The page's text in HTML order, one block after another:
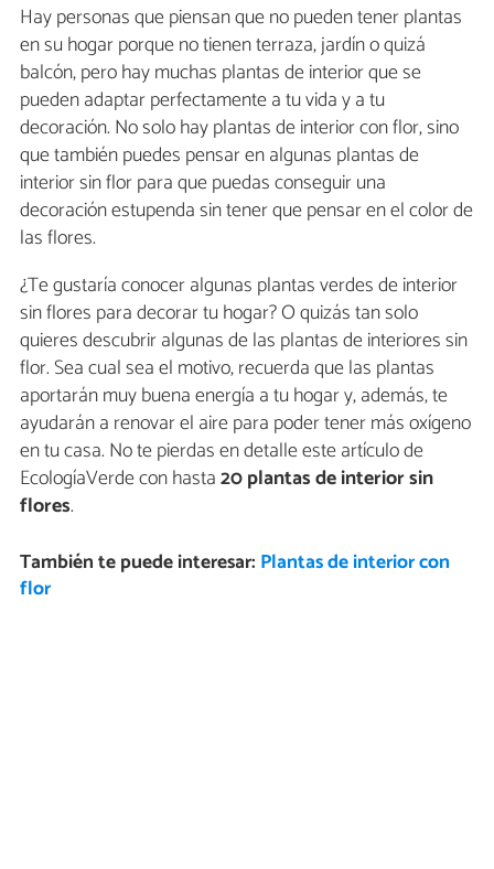
Hay personas que piensan que no pueden tener plantas
en su hogar porque no tienen terraza, jardín o quizá
balcón, pero hay muchas plantas de interior que se
pueden adaptar perfectamente a tu vida y a tu
decoración. No solo hay plantas de interior con flor, sino
que también puedes pensar en algunas plantas de
interior sin flor para que puedas conseguir una
decoración estupenda sin tener que pensar en el color de
las flores.
¿Te gustaría conocer algunas plantas verdes de interior
sin flores para decorar tu hogar? O quizás tan solo
quieres descubrir algunas de las plantas de interiores sin
flor. Sea cual sea el motivo, recuerda que las plantas
aportarán muy buena energía a tu hogar y, además, te
ayudarán a renovar el aire para poder tener más oxígeno
en tu casa. No te pierdas en detalle este artículo de
EcologíaVerde con hasta20 plantas de interior sin
flores.
También te puede interesar: Plantas de interior con
flor